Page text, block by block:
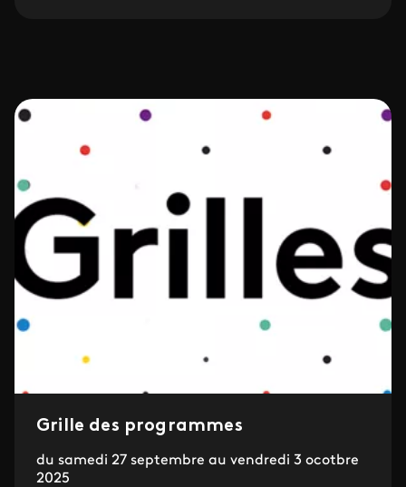
Grille des programmes
du samedi 27 septembre au vendredi 3 ocotbre
2025